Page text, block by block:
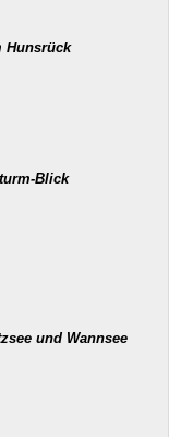
Hunsrück
Blick
und Wannsee